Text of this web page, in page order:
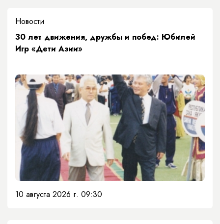
Новости
​30 лет движения, дружбы и побед: Юбилей
Игр «Дети Азии»
10 августа 2026 г. 09:30